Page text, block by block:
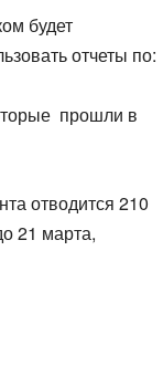
будет
отчеты по:
прошли в
отводится 210
21 марта,